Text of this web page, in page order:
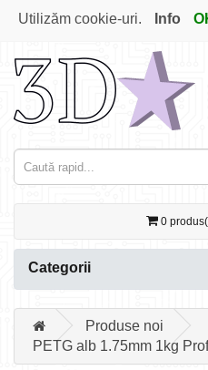
Utilizăm cookie-uri. Info
0
Categorii
Produse noi
PETG alb 1.75mm 1kg